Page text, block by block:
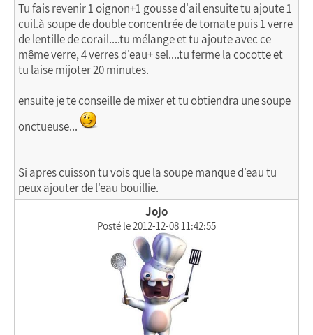
Tu fais revenir 1 oignon+1 gousse d'ail ensuite tu ajoute 1
cuil.à soupe de double concentrée de tomate puis 1 verre
de lentille de corail....tu mélange et tu ajoute avec ce
même verre, 4 verres d'eau+ sel....tu ferme la cocotte et
tu laise mijoter 20 minutes.
ensuite je te conseille de mixer et tu obtiendra une soupe
onctueuse...
Si apres cuisson tu vois que la soupe manque d'eau tu
peux ajouter de l'eau bouillie.
Jojo
Posté le 2012-12-08 11:42:55